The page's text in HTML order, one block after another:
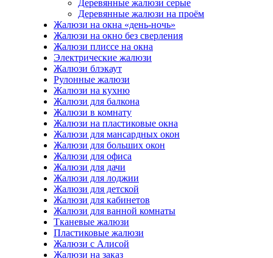
Деревянные жалюзи серые
Деревянные жалюзи на проём
Жалюзи на окна «день-ночь»
Жалюзи на окно без сверления
Жалюзи плиссе на окна
Электрические жалюзи
Жалюзи блэкаут
Рулонные жалюзи
Жалюзи на кухню
Жалюзи для балкона
Жалюзи в комнату
Жалюзи на пластиковые окна
Жалюзи для мансардных окон
Жалюзи для больших окон
Жалюзи для офиса
Жалюзи для дачи
Жалюзи для лоджии
Жалюзи для детской
Жалюзи для кабинетов
Жалюзи для ванной комнаты
Тканевые жалюзи
Пластиковые жалюзи
Жалюзи с Алисой
Жалюзи на заказ